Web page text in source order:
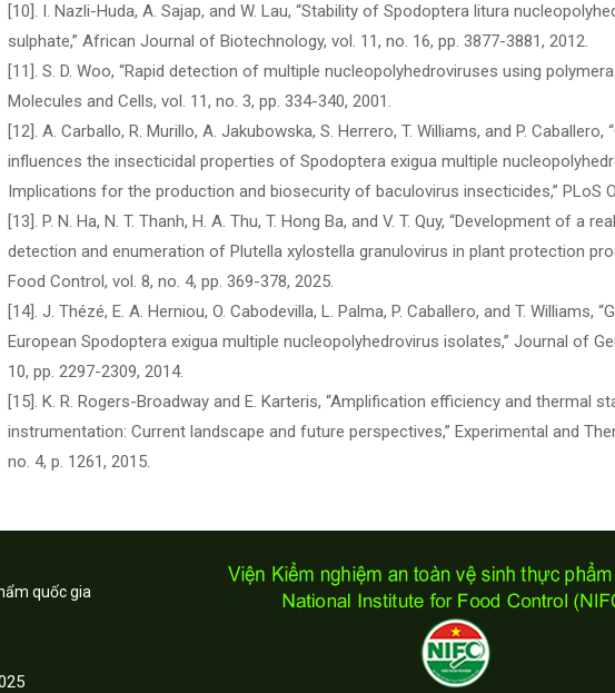
[10]. I. Nazli-Huda, A. Sajap, and W. Lau, “Stability of Spodoptera litura
sulphate,” African Journal of Biotechnology, vol. 11, no. 16, pp. 3877-3881, 2012.
[11]. S. D. Woo, “Rapid detection of multiple nucleopolyhedroviruses using
Molecules and Cells, vol. 11, no. 3, pp. 334-340, 2001.
[12]. A. Carballo, R. Murillo, A. Jakubowska, S. Herrero, T. Williams, and P.
influences the insecticidal properties of Spodoptera exigua multiple
Implications for the production and biosecurity of baculovirus insecticides,” PLoS
[13]. P. N. Ha, N. T. Thanh, H. A. Thu, T. Hong Ba, and V. T. Quy, “Development of a
detection and enumeration of Plutella xylostella granulovirus in plant protection
Food Control, vol. 8, no. 4, pp. 369-378, 2025.
[14]. J. Thézé, E. A. Herniou, O. Cabodevilla, L. Palma, P. Caballero, and T. Williams,
European Spodoptera exigua multiple nucleopolyhedrovirus isolates,” Journal of
10, pp. 2297-2309, 2014.
[15]. K. R. Rogers-Broadway and E. Karteris, “Amplification efficiency and thermal
instrumentation: Current landscape and future perspectives,” Experimental and
no. 4, p. 1261, 2015.
quốc gia